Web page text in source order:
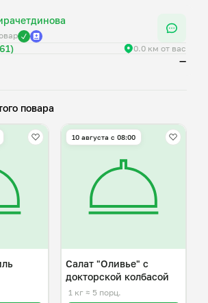
0.0 км от вас
—
повара
10 августа с 08:00
Салат "Оливье" с
докторской колбасой
1 кг ≈ 5 порц.